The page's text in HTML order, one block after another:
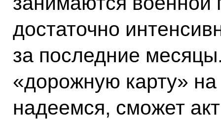
достаточно
за последние
«дорожную карту»
надеемся, сможет